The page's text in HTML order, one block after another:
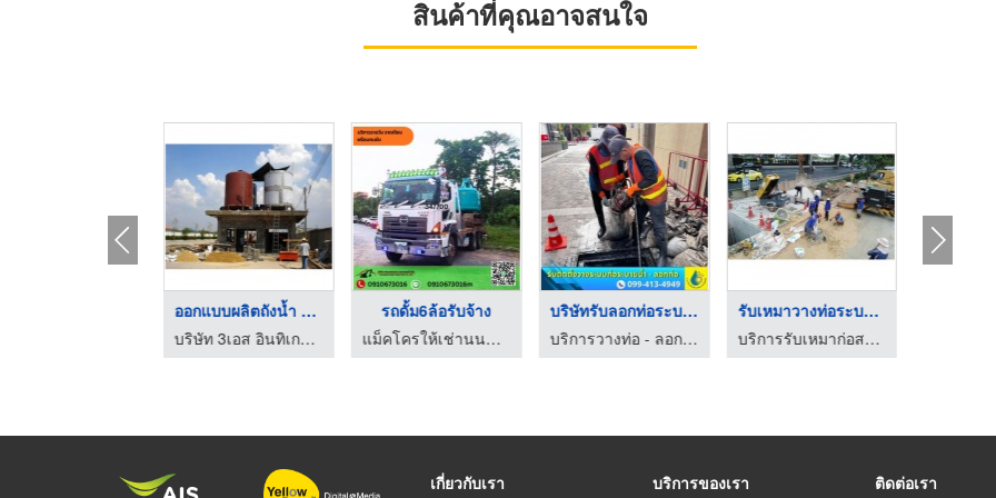
สินค้าที่คุณอาจสนใจ
ออกแบบผลิตถังน้ำ วาง ...
บริษัท 3เอส อินทิเกรท เอ็นจิเนียริ่ง จำกัด
รถดั้ม6ล้อรับจ้าง
แม็คโครให้เช่านนทบุรี - อาหมวยแหม่ม แทรคเตอร์
บริษัทรับลอกท่อระบาย ...
บริการวางท่อ - ลอกท่อกรุงเทพปริมณฑล
รับเหมาวางท่อระบายน้ ...
บริการรับเหมาก่อสร้าง ปทุมธานี
เกี่ยวกับเรา บริการของเรา ติดต่อเรา